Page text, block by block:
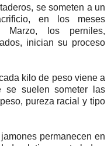
se someten a un
en los meses
Marzo, los perniles,
inician su proceso
kilo de peso viene a
se suelen someter las
pureza racial y tipo
permanecen en